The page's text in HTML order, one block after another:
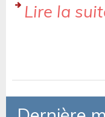
Lire la